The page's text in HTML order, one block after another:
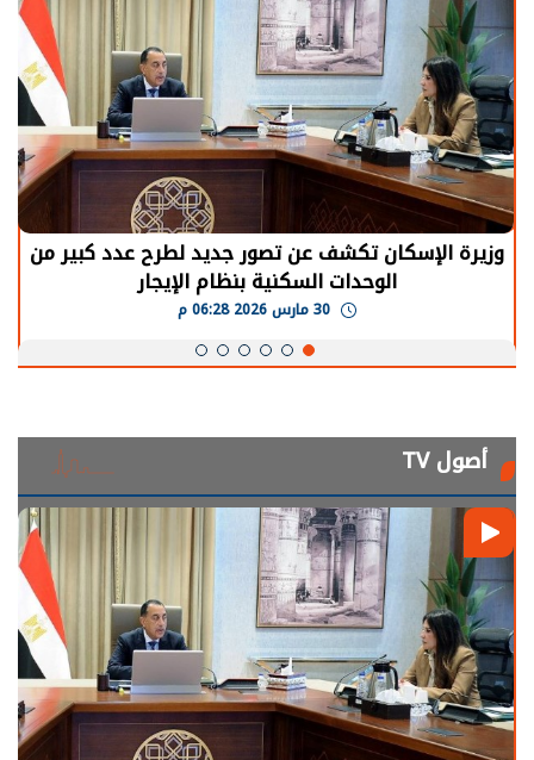
الرئيس السيسي: توقف الأنشطة في قطاع الطاقة
يحتاج إلى سنوات لعودة معدلات الإنتاج الطبيعية
أصول TV